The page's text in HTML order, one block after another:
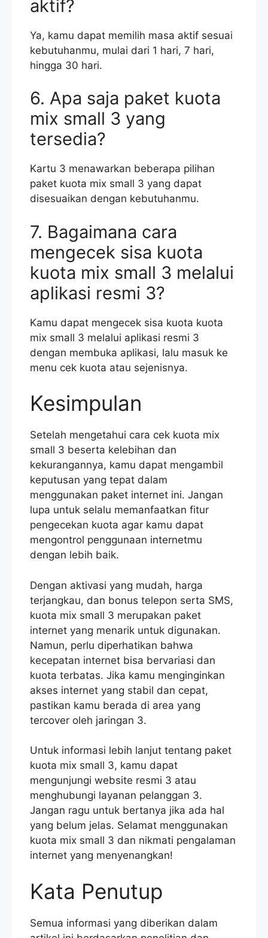
aktif?
Ya, kamu dapat memilih masa aktif sesuai
kebutuhanmu, mulai dari 1 hari, 7 hari,
hingga 30 hari.
6. Apa saja paket kuota
mix small 3 yang
tersedia?
Kartu 3 menawarkan beberapa pilihan
paket kuota mix small 3 yang dapat
disesuaikan dengan kebutuhanmu.
7. Bagaimana cara
mengecek sisa kuota
kuota mix small 3 melalui
aplikasi resmi 3?
Kamu dapat mengecek sisa kuota kuota
mix small 3 melalui aplikasi resmi 3
dengan membuka aplikasi, lalu masuk ke
menu cek kuota atau sejenisnya.
Kesimpulan
Setelah mengetahui cara cek kuota mix
small 3 beserta kelebihan dan
kekurangannya, kamu dapat mengambil
keputusan yang tepat dalam
menggunakan paket internet ini. Jangan
lupa untuk selalu memanfaatkan fitur
pengecekan kuota agar kamu dapat
mengontrol penggunaan internetmu
dengan lebih baik.
Dengan aktivasi yang mudah, harga
terjangkau, dan bonus telepon serta SMS,
kuota mix small 3 merupakan paket
internet yang menarik untuk digunakan.
Namun, perlu diperhatikan bahwa
kecepatan internet bisa bervariasi dan
kuota terbatas. Jika kamu menginginkan
akses internet yang stabil dan cepat,
pastikan kamu berada di area yang
tercover oleh jaringan 3.
Untuk informasi lebih lanjut tentang paket
kuota mix small 3, kamu dapat
mengunjungi website resmi 3 atau
menghubungi layanan pelanggan 3.
Jangan ragu untuk bertanya jika ada hal
yang belum jelas. Selamat menggunakan
kuota mix small 3 dan nikmati pengalaman
internet yang menyenangkan!
Kata Penutup
Semua informasi yang diberikan dalam